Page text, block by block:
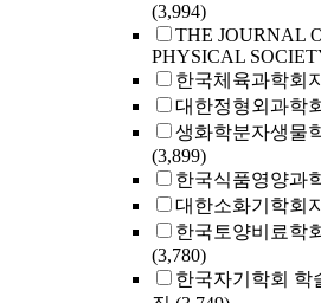
(3,994)
THE JOURNAL
PHYSICAL
한국체육과학회지
대한정형외과학
생화학분자생물
(3,899)
한국식품영양과
대한소화기학회지
한국토양비료학
(3,780)
한국자기학회 학